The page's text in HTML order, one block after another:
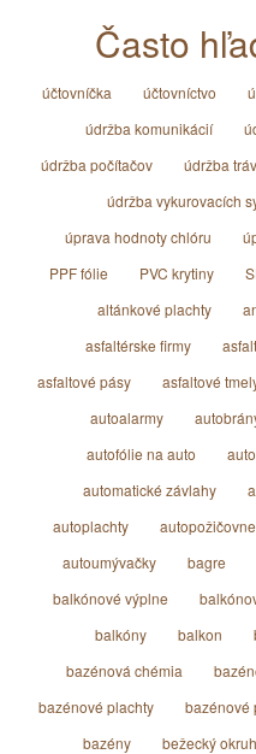
Často
účtovníčka účtovníctvo
údržba komunikácií
údržba počítačov
údržba
údržba vykurovacích
úprava hodnoty chlóru
PPF fólie
PVC krytiny
altánkové plachty
asfaltérske firmy
asfaltové pásy
asfaltové
autoalarmy
autofólie na auto
automatické závlahy
autoplachty
autopožičovne
autoumývačky
bagre
balkónové výplne
balkóny
balkon
bazénová chémia
bazénové plachty
bazénové
bazény
bežecký okruh